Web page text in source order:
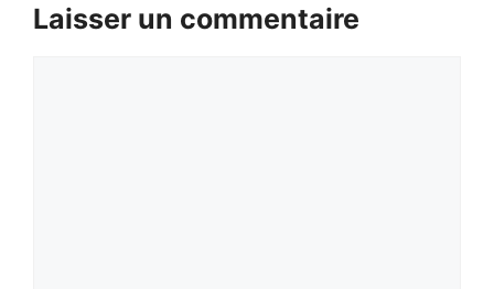
Laisser un commentaire